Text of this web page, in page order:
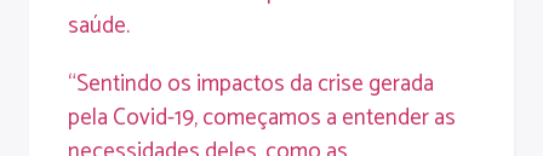
saúde.
“Sentindo os impactos da crise gerada
pela Covid-19, começamos a entender as